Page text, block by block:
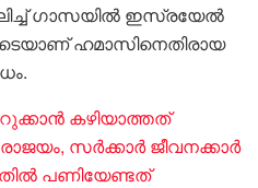
ഗാസയിൽ ഇസ്രയേൽ
ഹമാസിനെതിരായ
കഴിയാത്തത്
സര്‍ക്കാര്‍ ജീവനക്കാര്‍
പണിയേണ്ടത്